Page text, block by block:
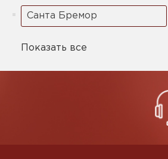
Санта Бремор
Показать все